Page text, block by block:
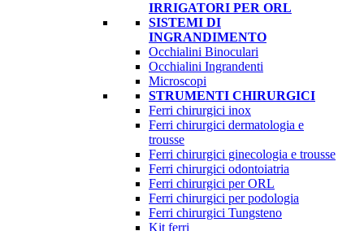
IRRIGATORI PER ORL
SISTEMI DI
INGRANDIMENTO
Occhialini Binoculari
Occhialini Ingrandenti
Microscopi
STRUMENTI CHIRURGICI
Ferri chirurgici inox
Ferri chirurgici dermatologia e
trousse
Ferri chirurgici ginecologia e trousse
Ferri chirurgici odontoiatria
Ferri chirurgici per ORL
Ferri chirurgici per podologia
Ferri chirurgici Tungsteno
Kit ferri